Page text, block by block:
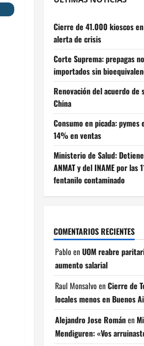
Cierre de 41.000 kioscos
alerta de crisis
Corte Suprema: prepagas
importados sin
Renovación del acuerdo
China
Consumo en picada:
14% en ventas
Ministerio de Salud:
ANMAT y del INAME por las
fentanilo contaminado
COMENTARIOS RECIENTES
Pablo enUOM reabre
aumento salarial
Raul Monsalvo enCierre de
locales menos en Buenos
Alejandro Jose Románen
Mendiguren: «Vos